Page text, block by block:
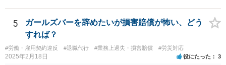
5
ガールズバーを辞めたいが損害賠償が怖い、どう
すれば？
#労働・雇用契約違反 #退職代行 #業務上過失・損害賠償 #労災対応
2025年2月18日 役にたった 3